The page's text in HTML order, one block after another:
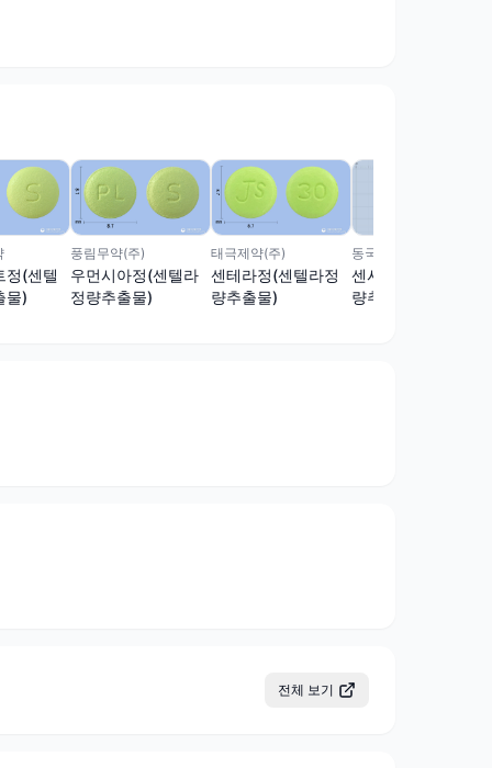
정(센텔
물)
풍림무약(주)
우먼시아정(센텔라
정량추출물)
태극제약(주)
센테라정(센텔라정
량추출물)
동국제약(주)
센시아정(센텔라정
량추출물)
전체 보기